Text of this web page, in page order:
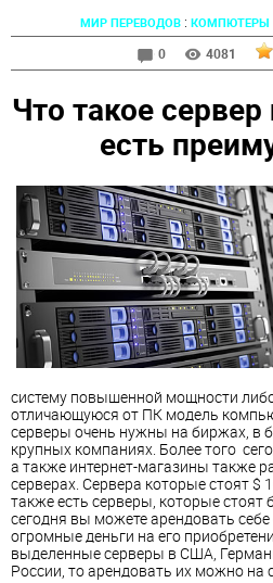
МИР ПЕРЕВОДОВ : КОМПЮТЕРЫ
0
4081
Что такое сервер
есть
систему повышенной мощности
отличающуюся от ПК модель
серверы очень нужны на биржах, в
крупных компаниях. Более того
а также интернет-магазины также
серверах. Сервера которые стоят $
также есть серверы, которые стоят
сегодня вы можете арендовать себе
огромные деньги на его
выделенные серверы в США,
России, то арендовать их можно на